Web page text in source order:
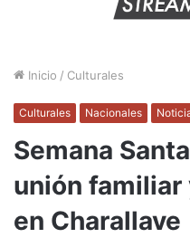
Inicio / Culturales
Culturales Nacionales
Semana
unión
en Charallave